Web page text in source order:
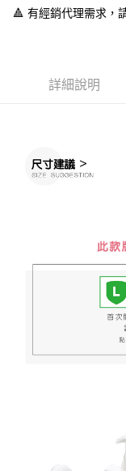
【「AFTEE先享後付」
ATM／網路銀行／等多
※ 請注意：結帳手續完
是否繳費成功／繳費後
客戶支援中心」https://
１．透過由恩沛科技股
權轉讓予恩沛科技股份
２．關於個人資料處理
https://aftee.tw/terms/
３．未成年的使用者請
「AFTEE先享後付」，
４．使用「AFTEE先享
恩沛科技股份有限公司
每筆NT$60，滿
7-11取貨付款
每筆NT$60，滿
每筆NT$100，滿
🔺 有經銷代理需求，
詳細說明